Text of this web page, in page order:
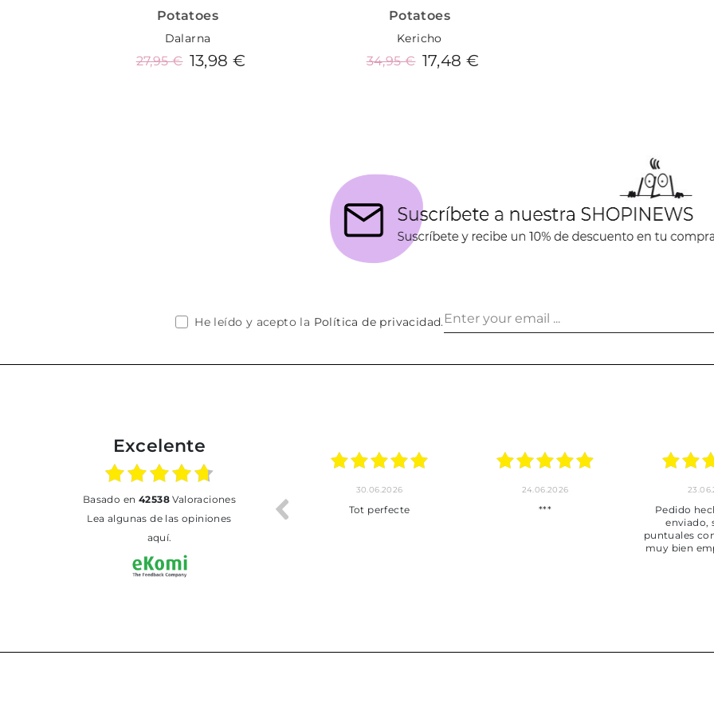
Potatoes
Dalarna
13,98 €
27,95 €
Potatoes
Kericho
17,48 €
34,95 €
He leído y acepto la Política de privacidad.
Excelente
basado en 42538Valoraciones
Lea algunas de las opiniones
aquí.
30.06.2026
Tot perfecte
24.06.2026
***
Pedido
enviado,
puntuales
muy bien